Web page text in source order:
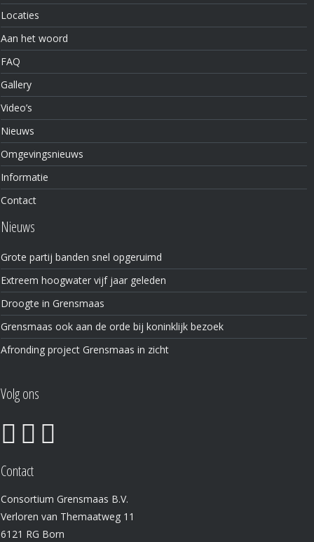
Locaties
Aan het woord
FAQ
Gallery
Video’s
Nieuws
Omgevingsnieuws
Informatie
Contact
Nieuws
Grote partij banden snel opgeruimd
Extreem hoogwater vijf jaar geleden
Droogte in Grensmaas
Grensmaas ook aan de orde bij koninklijk bezoek
Afronding project Grensmaas in zicht
Volg ons
Contact
Consortium Grensmaas B.V.
Verloren van Themaatweg 11
6121 RG Born